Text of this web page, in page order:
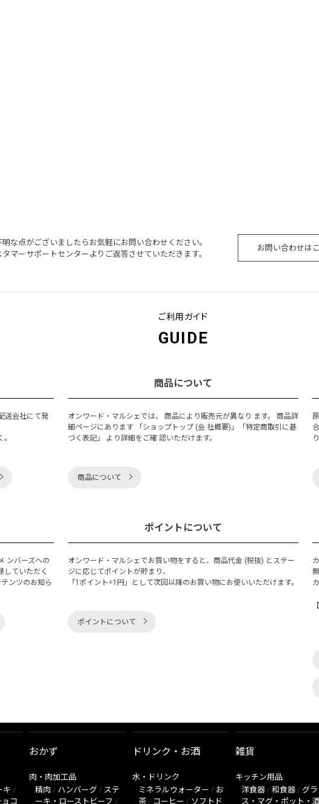
明な点がございましたらお気軽にお問い合わせください。
タマーサポートセンターよりご返答させていただきます。
お問い合わせは
ご利用ガイド
GUIDE
送会社にて発
商品について
オンワード・マルシェでは、 商品により販売元が異なり ます。 商品詳
細ページにあります 「ショップトップ (会 社概要)」「特定商取引に基
づく表記」 より詳細をご確 認いただけます。
商品について
ンバーズへの
していただく
ンツのお知ら
ポイントについて
オンワード・マルシェでお買い物をすると、商品代金 (税抜) とステー
ジに応じてポイントが貯まり、
「1ポイント=1円」として次回以降のお買い物にお使いいただけます。
ポイントについて
キ /
ョコ
おかず
肉・肉加工品
精肉 / ハンバーグ / ステ
ーキ・ローストビーフ /
ドリンク・お酒
水・ドリンク
ミネラルウォーター / お
茶 / コーヒー / ソフトド
雑貨
キッチン用品
洋食器 / 和食器 / グラ
ス・マグ・ポット・